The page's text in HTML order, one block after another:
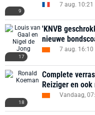
9
7 aug. 10:21
17
'KNVB
nieuwe
7 aug. 16:10
18
Complete
Reiziger en
Vandaag,